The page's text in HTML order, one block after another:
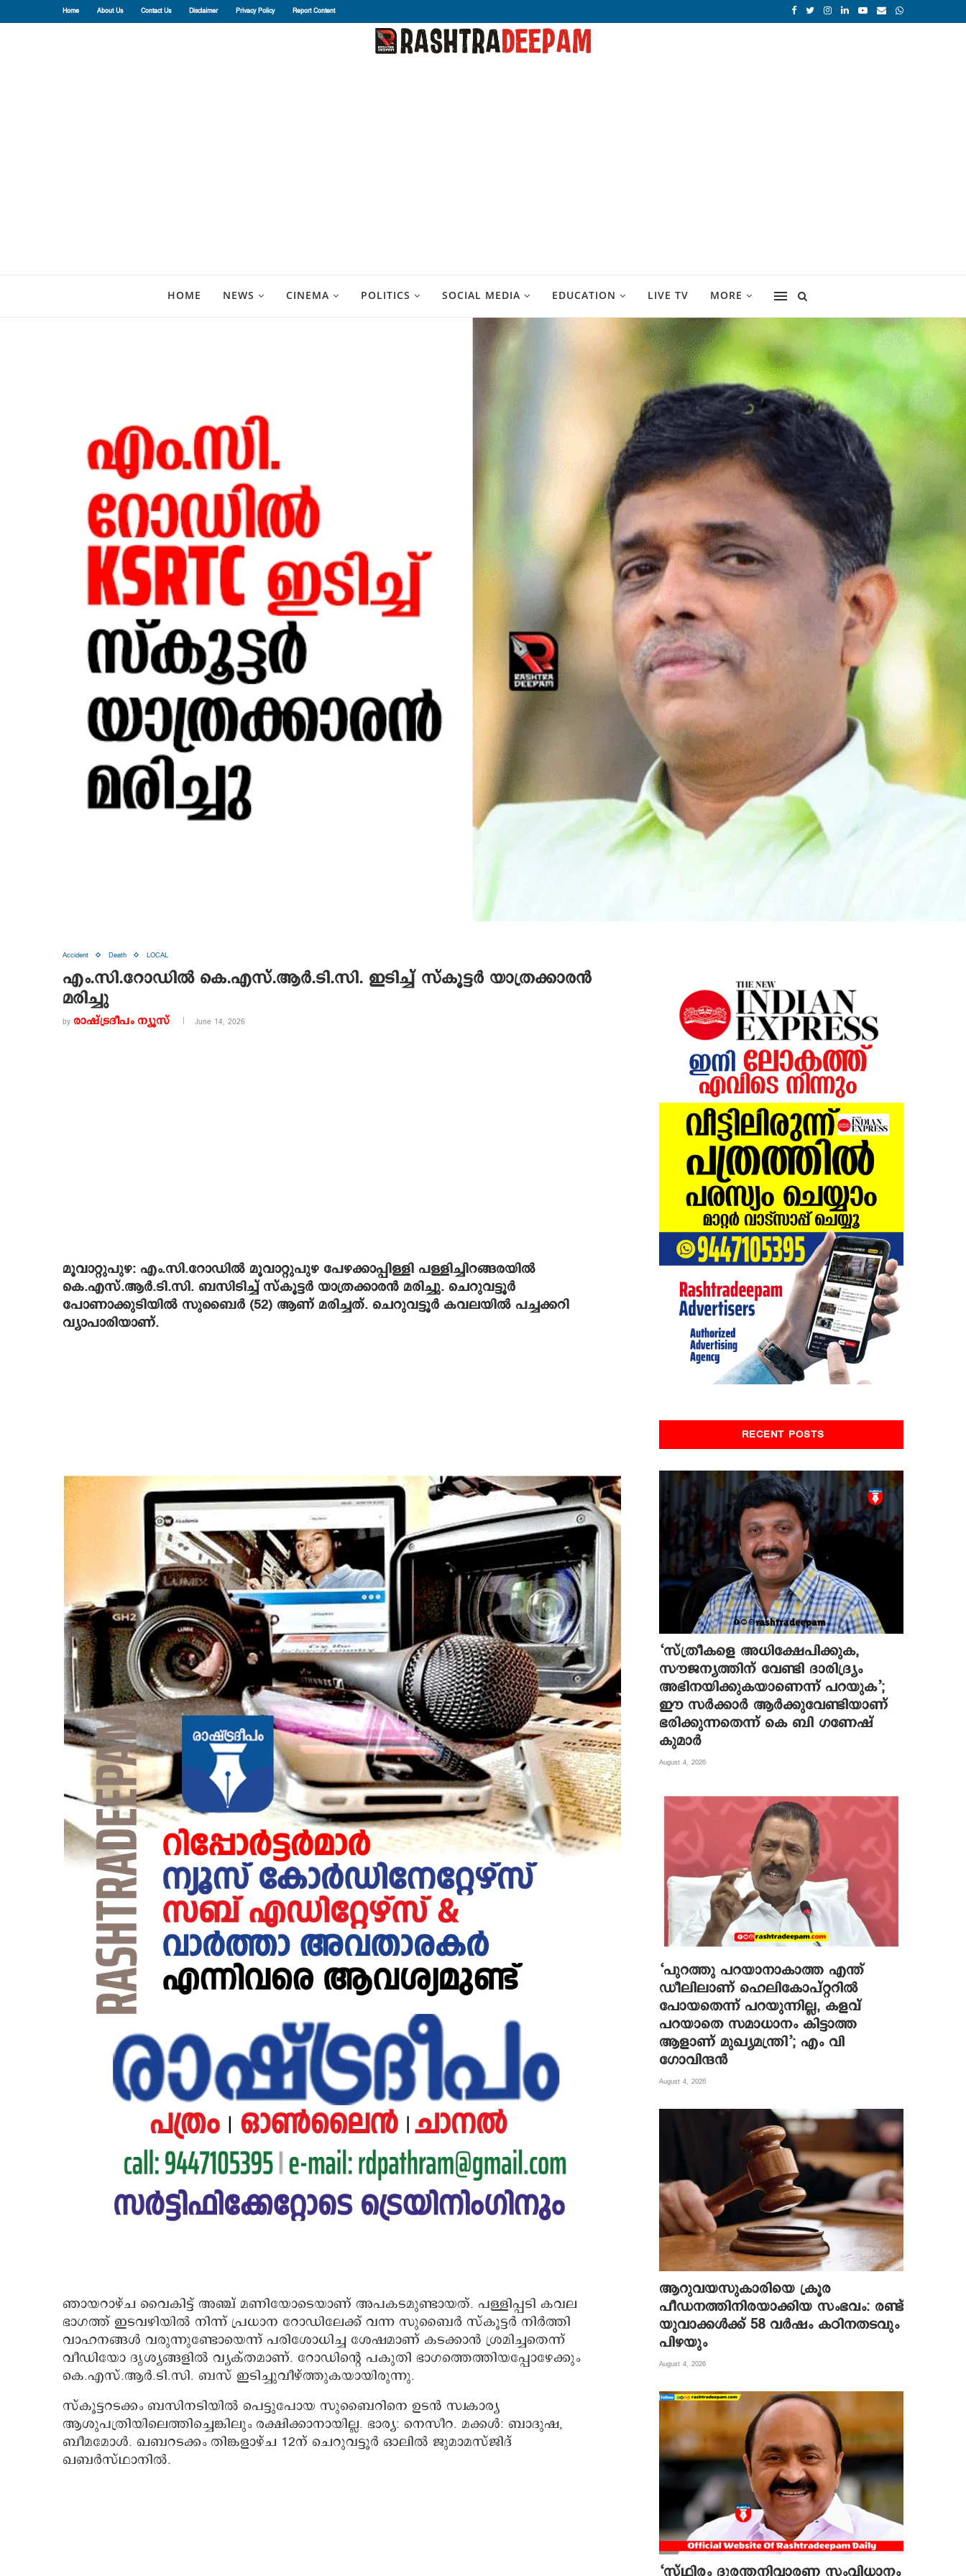
Home About Us Contact Us Disclaimer Privacy Policy Report Content
HOME NEWS CINEMA POLITICS SOCIAL MEDIA EDUCATION LIVE TV MORE
Accident Death LOCAL
എം.സി.റോഡില്‍ കെ.എസ്.ആര്‍.ടി.സി. ഇടിച്ച് സ്‌കൂട്ടര്‍ യാത്രക്കാരന്‍
മരിച്ചു
by രാഷ്ട്രദീപം ന്യൂസ്‌ June 14, 2026
മൂവാറ്റുപുഴ: എം.സി.റോഡില്‍ മൂവാറ്റുപുഴ പേഴക്കാപ്പിള്ളി പള്ളിച്ചിറങ്ങരയില്‍
കെ.എസ്.ആര്‍.ടി.സി. ബസിടിച്ച് സ്‌കൂട്ടര്‍ യാത്രക്കാരന്‍ മരിച്ചു. ചെറുവട്ടൂര്‍
പോണാക്കുടിയില്‍ സുബൈര്‍ (52) ആണ് മരിച്ചത്. ചെറുവട്ടൂര്‍ കവലയില്‍ പച്ചക്കറി
വ്യാപാരിയാണ്.
ഞായറാഴ്ച വൈകിട്ട് അഞ്ച് മണിയോടെയാണ് അപകടമുണ്ടായത്. പള്ളിപ്പടി കവല
ഭാഗത്ത് ഇടവഴിയില്‍ നിന്ന് പ്രധാന റോഡിലേക്ക് വന്ന സുബൈര്‍ സ്‌കൂട്ടര്‍ നിര്‍ത്തി
വാഹനങ്ങള്‍ വരുന്നുണ്ടോയെന്ന് പരിശോധിച്ച ശേഷമാണ് കടക്കാന്‍ ശ്രമിച്ചതെന്ന്
വീഡിയോ ദൃശ്യങ്ങളില്‍ വ്യക്തമാണ്. റോഡിന്റെ പകുതി ഭാഗത്തെത്തിയപ്പോഴേക്കും
കെ.എസ്.ആര്‍.ടി.സി. ബസ് ഇടിച്ചുവീഴ്ത്തുകയായിരുന്നു.
സ്‌കൂട്ടറടക്കം ബസിനടിയില്‍ പെട്ടുപോയ സുബൈറിനെ ഉടന്‍ സ്വകാര്യ
ആശുപത്രിയിലെത്തിച്ചെങ്കിലും രക്ഷിക്കാനായില്ല. ഭാര്യ: നെസീറ. മക്കള്‍: ബാദുഷ,
ബീമമോള്‍. ഖബറടക്കം തിങ്കളാഴ്ച 12ന് ചെറുവട്ടൂര്‍ ഓലില്‍ ജുമാമസ്ജിദ്
ഖബര്‍സ്ഥാനില്‍.
RECENT POSTS
‘സ്ത്രീകളെ അധിക്ഷേപിക്കുക,
സൗജന്യത്തിന് വേണ്ടി ദാരിദ്ര്യം
അഭിനയിക്കുകയാണെന്ന് പറയുക’;
ഈ സർക്കാർ ആർക്കുവേണ്ടിയാണ്
ഭരിക്കുന്നതെന്ന് കെ ബി ഗണേഷ്
കുമാർ
August 4, 2026
‘പുറത്തു പറയാനാകാത്ത എന്ത്
ഡീലിലാണ് ഹെലികോപ്റ്ററിൽ
പോയതെന്ന് പറയുന്നില്ല, കളവ്
പറയാതെ സമാധാനം കിട്ടാത്ത
ആളാണ് മുഖ്യമന്ത്രി’; എം വി
ഗോവിന്ദൻ
August 4, 2026
ആറുവയസുകാരിയെ ക്രൂര
പീഡനത്തിനിരയാക്കിയ സംഭവം: രണ്ട്
യുവാക്കൾക്ക് 58 വർഷം കഠിനതടവും
പിഴയും
August 4, 2026
‘സ്ഥിരം ദുരന്തനിവാരണ സംവിധാനം